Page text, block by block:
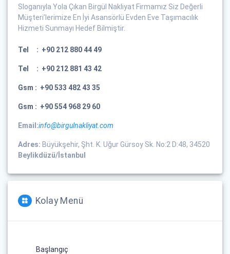
Sloganıyla Yola Çıkan Birgül Nakliyat Firmamız Siz Değerli
Müşteri’lerimize En İyi Asansörlü Evden Eve Taşımacılık
Hizmeti Sunmayı Hedef Bilmiştir.
Tel : +90 212 880 44 49
Tel : +90 212 881 43 42
Gsm : +90 533 482 43 35
Gsm : +90 554 968 29 60
Email:info@birgulnakliyat.com
Adres: Büyükşehir, Şht. K. Uğur Gürsoy Sk. No:2 D:48, 34520
Beylikdüzü/İstanbul
Kolay Menü
Başlangıç